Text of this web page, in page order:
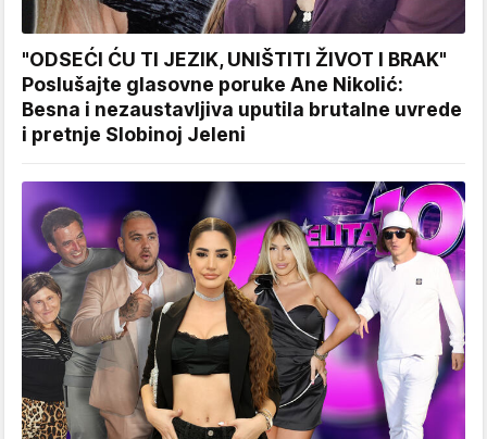
"ODSEĆI ĆU TI JEZIK, UNIŠTITI ŽIVOT I BRAK"
Poslušajte glasovne poruke Ane Nikolić:
Besna i nezaustavljiva uputila brutalne uvrede
i pretnje Slobinoj Jeleni